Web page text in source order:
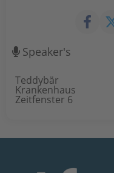
Speaker's
Teddybär
Krankenhaus
Zeitfenster 6